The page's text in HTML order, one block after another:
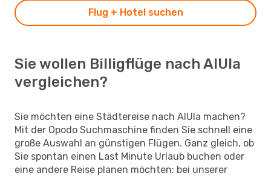
Flug + Hotel suchen
Sie wollen Billigflüge nach AlUla
vergleichen?
Sie möchten eine Städtereise nach AlUla machen?
Mit der Opodo Suchmaschine finden Sie schnell eine
große Auswahl an günstigen Flügen. Ganz gleich, ob
Sie spontan einen Last Minute Urlaub buchen oder
eine andere Reise planen möchten: bei unserer